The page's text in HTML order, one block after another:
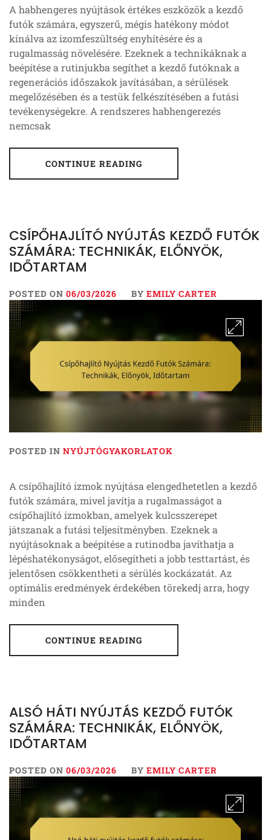
A habhengeres nyújtások értékes eszközök a kezdő
futók számára, egyszerű, mégis hatékony módot
kínálva az izomfeszültség enyhítésére és a
rugalmasság növelésére. Ezeknek a technikáknak a
beépítése a rutinjukba segíthet a kezdő futóknak a
regenerációs időszakok javításában, a sérülések
megelőzésében és a testük felkészítésében a futási
tevékenységekre. A rendszeres habhengerezés
nemcsak
CONTINUE READING
CSÍPŐHAJLÍTÓ NYÚJTÁS KEZDŐ FUTÓK
SZÁMÁRA: TECHNIKÁK, ELŐNYÖK,
IDŐTARTAM
POSTED ON 06/03/2026 BY EMILY CARTER
POSTED IN NYÚJTÓGYAKORLATOK
A csípőhajlító izmok nyújtása elengedhetetlen a kezdő
futók számára, mivel javítja a rugalmasságot a
csípőhajlító izmokban, amelyek kulcsszerepet
játszanak a futási teljesítményben. Ezeknek a
nyújtásoknak a beépítése a rutinodba javíthatja a
lépéshatékonyságot, elősegítheti a jobb testtartást, és
jelentősen csökkentheti a sérülés kockázatát. Az
optimális eredmények érdekében törekedj arra, hogy
minden
CONTINUE READING
ALSÓ HÁTI NYÚJTÁS KEZDŐ FUTÓK
SZÁMÁRA: TECHNIKÁK, ELŐNYÖK,
IDŐTARTAM
POSTED ON 06/03/2026 BY EMILY CARTER